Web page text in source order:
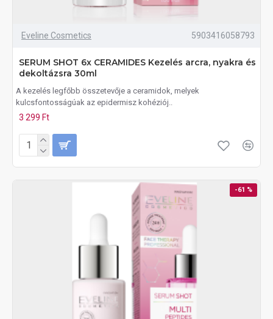
Eveline Cosmetics 5903416058793
SERUM SHOT 6x CERAMIDES Kezelés arcra, nyakra és
dekoltázsra 30ml
A kezelés legfőbb összetevője a ceramidok, melyek
kulcsfontosságúak az epidermisz kohéziój..
3 299 Ft
-61 %